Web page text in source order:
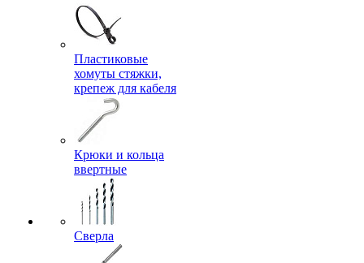
Пластиковые
хомуты стяжки,
крепеж для кабеля
Крюки и кольца
ввертные
Сверла